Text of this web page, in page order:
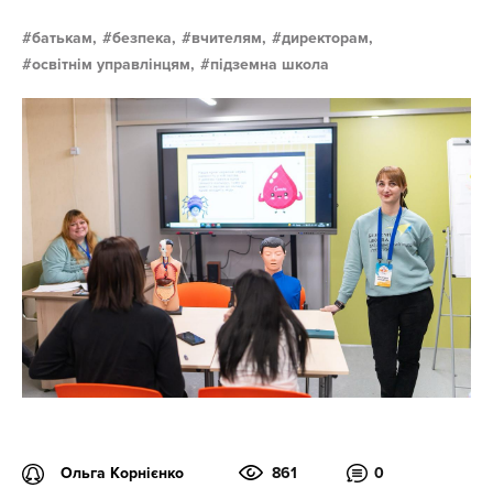
батькам, безпека, вчителям,
директорам,
освітнім управлінцям,
підземна школа
Ольга Корнієнко 861 0